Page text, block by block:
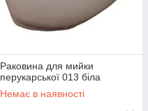
Раковина для мийки
перукарської 013 біла
Немає в наявності